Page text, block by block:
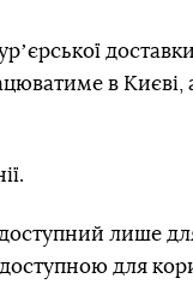
в
лише
для